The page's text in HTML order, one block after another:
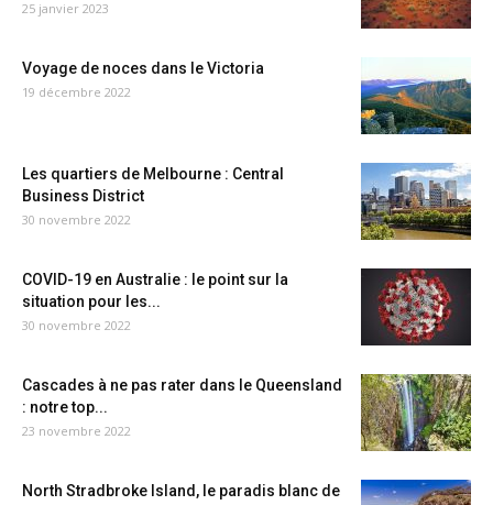
25 janvier 2023
Voyage de noces dans le Victoria
19 décembre 2022
Les quartiers de Melbourne : Central
Business District
30 novembre 2022
COVID-19 en Australie : le point sur la
situation pour les...
30 novembre 2022
Cascades à ne pas rater dans le Queensland
: notre top...
23 novembre 2022
North Stradbroke Island, le paradis blanc de